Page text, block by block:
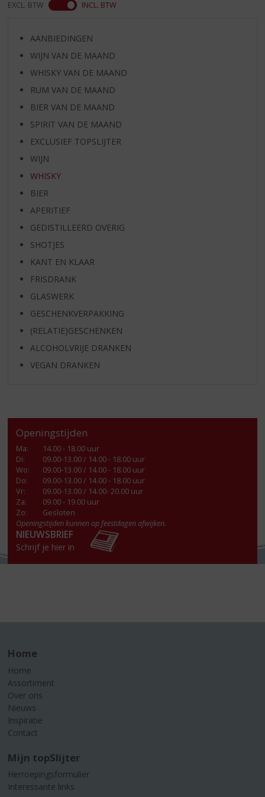
EXCL. BTW INCL. BTW
AANBIEDINGEN
WIJN VAN DE MAAND
WHISKY VAN DE MAAND
RUM VAN DE MAAND
BIER VAN DE MAAND
SPIRIT VAN DE MAAND
EXCLUSIEF TOPSLIJTER
WIJN
WHISKY
BIER
APERITIEF
GEDISTILLEERD OVERIG
SHOTJES
KANT EN KLAAR
FRISDRANK
GLASWERK
GESCHENKVERPAKKING
(RELATIE)GESCHENKEN
ALCOHOLVRIJE DRANKEN
VEGAN DRANKEN
Openingstijden
Ma:
14.00 - 18.00 uur
Di:
09.00-13.00 / 14.00 - 18.00 uur
Wo:
09.00-13.00 / 14.00 - 18.00 uur
Do:
09.00-13.00 / 14.00 - 18.00 uur
Vr:
09.00-13.00 / 14.00- 20.00 uur
Za:
09.00 - 19.00 uur
Zo:
Gesloten
Openingstijden kunnen op feestdagen afwijken.
NIEUWSBRIEF
Schrijf je hier in
Home
Home
Assortiment
Over ons
Nieuws
Inspiratie
Contact
Mijn topSlijter
Herroepingsformulier
Interessante links